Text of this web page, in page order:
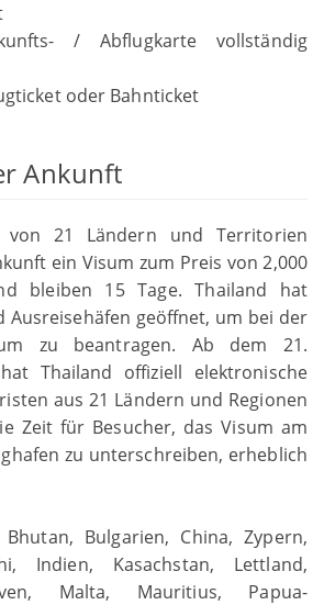
/ Abflugkarte vollständig
oder Bahnticket
Ankunft
von 21 Ländern und Territorien
ein Visum zum Preis von 2,000
bleiben 15 Tage. Thailand hat
Ausreisehäfen geöffnet, um bei der
zu beantragen. Ab dem 21.
Thailand offiziell elektronische
aus 21 Ländern und Regionen
Zeit für Besucher, das Visum am
zu unterschreiben, erheblich
Bulgarien, China, Zypern,
Indien, Kasachstan, Lettland,
Malta, Mauritius, Papua-